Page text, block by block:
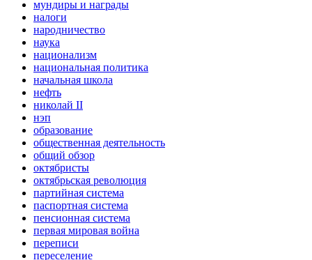
мундиры и награды
налоги
народничество
наука
национализм
национальная политика
начальная школа
нефть
николай II
нэп
образование
общественная деятельность
общий обзор
октябристы
октябрьская революция
партийная система
паспортная система
пенсионная система
первая мировая война
переписи
переселение